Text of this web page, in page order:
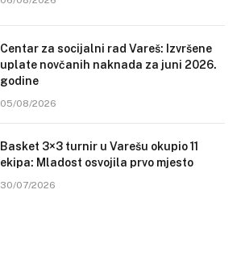
Centar za socijalni rad Vareš: Izvršene
uplate novčanih naknada za juni 2026.
godine
05/08/2026
Basket 3×3 turnir u Varešu okupio 11
ekipa: Mladost osvojila prvo mjesto
30/07/2026